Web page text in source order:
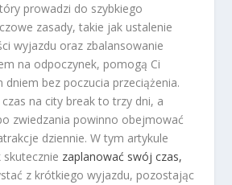
prowadzi do szybkiego
zasady, takie jak ustalenie
wyjazdu oraz zbalansowanie
na odpoczynek, pomogą Ci
dniem bez poczucia przeciążenia.
na city break to trzy dni, a
zwiedzania powinno obejmować
dziennie. W tym artykule
zaplanować swój czas,
z krótkiego wyjazdu, pozostając